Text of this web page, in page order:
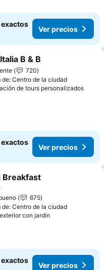
Ver precios
a favoritos
B & B
720
de: Centro de la ciudad
de tours personalizadosVer
Ver precios
a favoritos
Breakfast
675
de: Centro de la ciudad
con jardín
Ver precios